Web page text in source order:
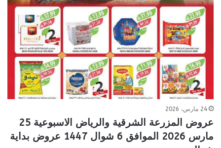
24 مارس، 2026
عروض المزرعة الشرقية والرياض الاسبوعية 25
مارس 2026 الموافق 6 شوال 1447 عروض بداية